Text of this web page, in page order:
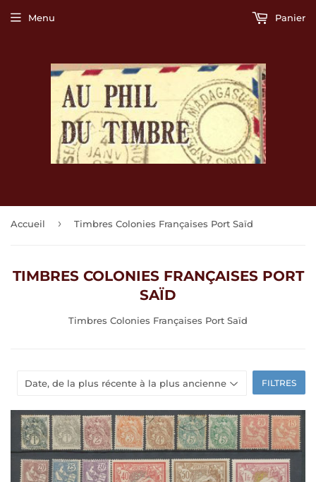
Menu Panier
Accueil › Timbres Colonies Françaises Port Saïd
TIMBRES COLONIES FRANÇAISES PORT
SAÏD
Timbres Colonies Françaises Port Saïd
FILTRES